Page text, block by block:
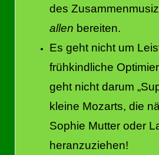
des
allen bereiten.
Es geht nicht um
frühkindliche
geht nicht darum
kleine Mozarts, die
Sophie Mutter oder
heranzuziehen!